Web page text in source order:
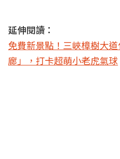
延伸閱讀：
免費新景點！三峽樟樹大
廊」，打卡超萌小老虎氣球